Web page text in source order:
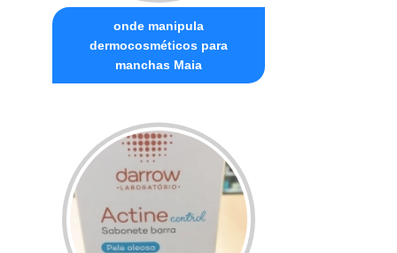
onde manipula
dermocosméticos para
manchas Maia